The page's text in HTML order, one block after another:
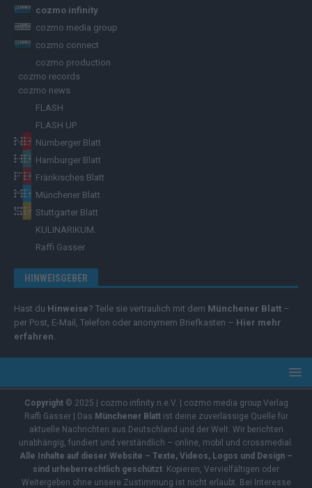
cozmo infinity
cozmo media group
cozmo connect
cozmo production
cozmo records
cozmo news
FLASH
FLASH UP
Nürnberger Blatt
Hamburger Blatt
Fränkisches Blatt
Münchener Blatt
Stuttgarter Blatt
KULINARIKUM.
Raffi Gasser
HINWEISGEBER
Hast du Hinweise? Teile sie vertraulich mit dem Münchener Blatt –
per Post, E-Mail, Telefon oder anonymem Briefkasten – Hier mehr
erfahren
Copyright© 2025 | cozmo infinity n.e.V. | cozmo media group Verlag
Raffi Gasser | Das Münchener Blattist deine zuverlässige Quelle für
aktuelle Nachrichten aus Deutschland und der Welt. Wir berichten
unabhängig, fundiert und verständlich – online, mobil und crossmedial.
Alle Inhalte auf dieser Website – Texte, Videos, Logos und Design –
sind urheberrechtlich geschützt. Kopieren, Vervielfältigen oder
Weitergeben ohne unsere Zustimmung ist nicht erlaubt. Bei Interesse